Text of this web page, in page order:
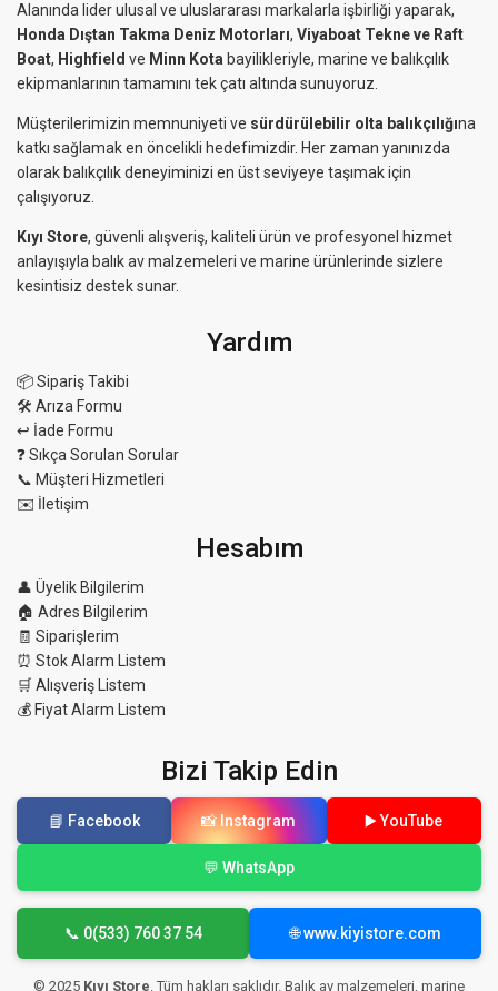
Alanında lider ulusal ve uluslararası markalarla işbirliği yaparak,
Honda Dıştan Takma Deniz Motorları, Viyaboat Tekne ve Raft
Boat, Highfield ve Minn Kota bayilikleriyle, marine ve balıkçılık
ekipmanlarının tamamını tek çatı altında sunuyoruz.
Müşterilerimizin memnuniyeti ve sürdürülebilir olta balıkçılığına
katkı sağlamak en öncelikli hedefimizdir. Her zaman yanınızda
olarak balıkçılık deneyiminizi en üst seviyeye taşımak için
çalışıyoruz.
Kıyı Store, güvenli alışveriş, kaliteli ürün ve profesyonel hizmet
anlayışıyla balık av malzemeleri ve marine ürünlerinde sizlere
kesintisiz destek sunar.
Yardım
📦 Sipariş Takibi
🛠 Arıza Formu
↩️ İade Formu
❓ Sıkça Sorulan Sorular
📞 Müşteri Hizmetleri
✉️ İletişim
Hesabım
👤 Üyelik Bilgilerim
🏠 Adres Bilgilerim
🧾 Siparişlerim
⏰ Stok Alarm Listem
🛒 Alışveriş Listem
💰 Fiyat Alarm Listem
Bizi Takip Edin
📘 Facebook 📸 Instagram ▶️ YouTube
💬 WhatsApp
📞 0(533) 760 37 54 🌐 www.kiyistore.com
© 2025 Kıyı Store. Tüm hakları saklıdır. Balık av malzemeleri, marine